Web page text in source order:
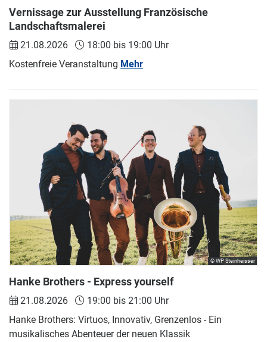
Vernissage zur Ausstellung Französische
Landschaftsmalerei
21.08.2026
18:00 bis 19:00 Uhr
Kostenfreie Veranstaltung Mehr
Hanke Brothers - Express yourself
21.08.2026
19:00 bis 21:00 Uhr
Hanke Brothers: Virtuos, Innovativ, Grenzenlos - Ein
musikalisches Abenteuer der neuen Klassik
© WP Steinheisser